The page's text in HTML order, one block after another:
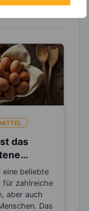
das
eine beliebte
für zahlreiche
aber auch
Das